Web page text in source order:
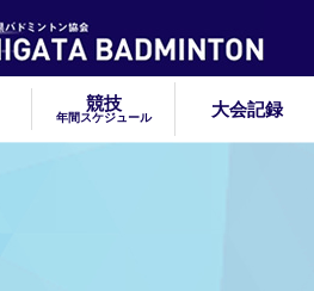
競技
年間スケジュール 大会記録